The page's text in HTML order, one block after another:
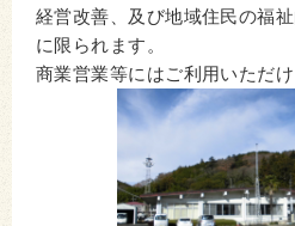
経営改善、及び地域住民の福
に限られます。
商業営業等にはご利用いただけ